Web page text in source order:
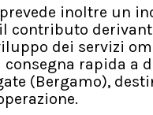
inoltre un
contributo
dei servizi
rapida a
(Bergamo),